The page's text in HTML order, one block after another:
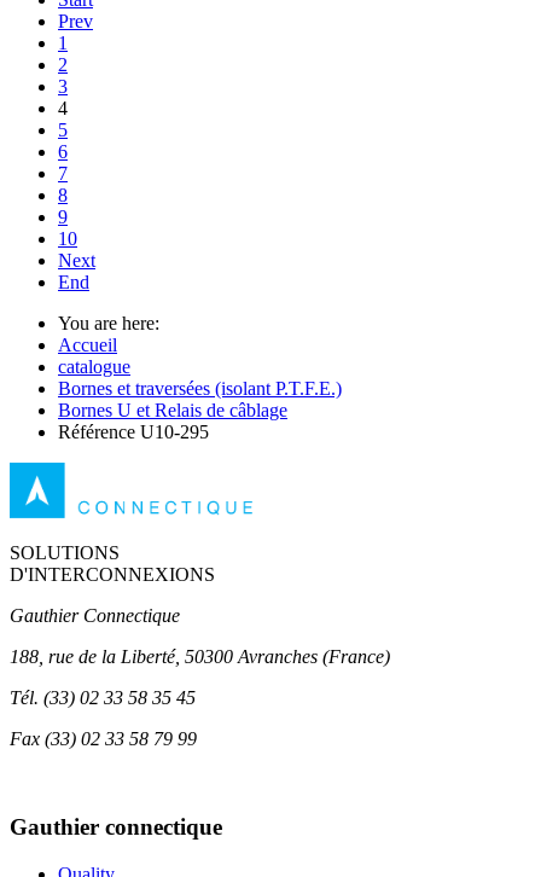
Prev
1
2
3
4
5
6
7
8
9
10
Next
End
You are here:
Accueil
catalogue
Bornes et traversées (isolant P.T.F.E.)
Bornes U et Relais de câblage
Référence U10-295
SOLUTIONS
D'INTERCONNEXIONS
Gauthier Connectique
188, rue de la Liberté, 50300 Avranches (France)
Tél. (33) 02 33 58 35 45
Fax (33) 02 33 58 79 99
Gauthier connectique